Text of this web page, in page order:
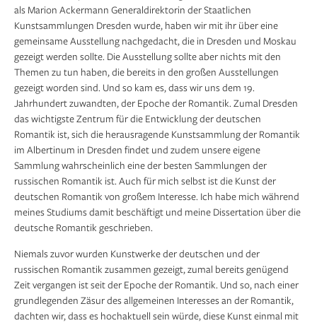
als Marion Ackermann Generaldirektorin der Staatlichen
Kunstsammlungen Dresden wurde, haben wir mit ihr über eine
gemeinsame Ausstellung nachgedacht, die in Dresden und Moskau
gezeigt werden sollte. Die Ausstellung sollte aber nichts mit den
Themen zu tun haben, die bereits in den großen Ausstellungen
gezeigt worden sind. Und so kam es, dass wir uns dem 19.
Jahrhundert zuwandten, der Epoche der Romantik. Zumal Dresden
das wichtigste Zentrum für die Entwicklung der deutschen
Romantik ist, sich die herausragende Kunstsammlung der Romantik
im Albertinum in Dresden findet und zudem unsere eigene
Sammlung wahrscheinlich eine der besten Sammlungen der
russischen Romantik ist. Auch für mich selbst ist die Kunst der
deutschen Romantik von großem Interesse. Ich habe mich während
meines Studiums damit beschäftigt und meine Dissertation über die
deutsche Romantik geschrieben.
Niemals zuvor wurden Kunstwerke der deutschen und der
russischen Romantik zusammen gezeigt, zumal bereits genügend
Zeit vergangen ist seit der Epoche der Romantik. Und so, nach einer
grundlegenden Zäsur des allgemeinen Interesses an der Romantik,
dachten wir, dass es hochaktuell sein würde, diese Kunst einmal mit